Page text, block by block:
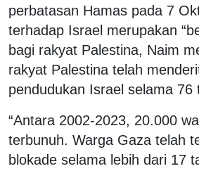
perbatasan Hamas pada 7
terhadap Israel merupakan
bagi rakyat Palestina, Naim
rakyat Palestina telah
pendudukan Israel selama 76
“Antara 2002-2023, 20.000
terbunuh. Warga Gaza telah
blokade selama lebih dari 17